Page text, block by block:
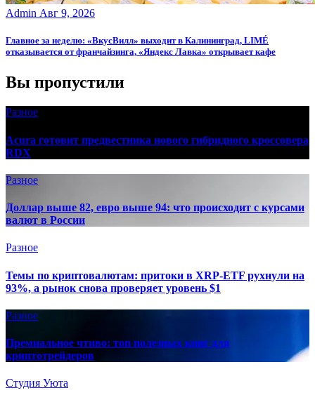
Admin Авг 9, 2026
Главное за неделю: «ВкусВилл» выходит в Калининград, LIMÉ
отказывается от франчайзинга, «Яндекс Лавка» открывает кафе
Вы пропустили
Разное
Acura готовит предвестника нового гибридного кроссовера
RDX
Разное
Доллар выше 82, евро выше 94: что происходит с курсами
валют в России
Разное
Темы по криптовалютам: притоки в XRP-ETF рухнули на
93%, а рынок снова проверяет уровень $1
Разное
Премиальное чтиво: топ полезных книг для
криптотрейдеров
Студия Уюта